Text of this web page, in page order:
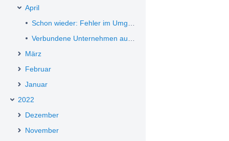
April
Schon wieder: Fehler im Umgang mit mangelhaft ausgefüllten Angebotsschreiben
Verbundene Unternehmen ausschließen: Aktueller Beschluss sorgt für Klarheit
März
Februar
Januar
2022
Dezember
November